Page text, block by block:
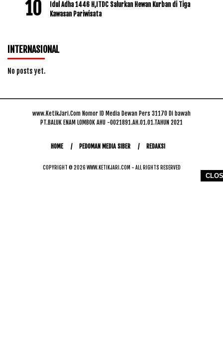
Idul Adha 1446 H,ITDC Salurkan Hewan Kurban di Tiga
Kawasan Pariwisata
INTERNASIONAL
No posts yet.
www.KetikJari.Com Nomor ID Media Dewan Pers 31170 Di bawah
PT.BALUK ENAM LOMBOK AHU -0021891.AH.01.01.TAHUN 2021
HOME PEDOMAN MEDIA SIBER REDAKSI
COPYRIGHT © 2026 WWW.KETIKJARI.COM - ALL RIGHTS RESERVED